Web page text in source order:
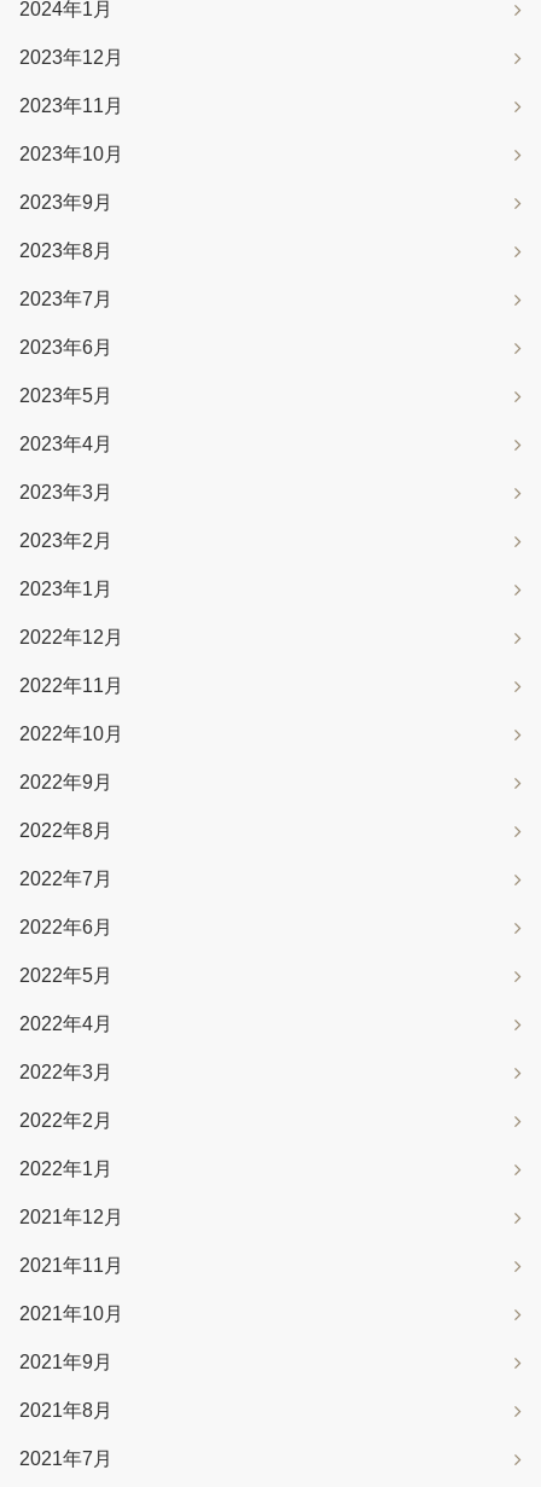
2024年1月
2023年12月
2023年11月
2023年10月
2023年9月
2023年8月
2023年7月
2023年6月
2023年5月
2023年4月
2023年3月
2023年2月
2023年1月
2022年12月
2022年11月
2022年10月
2022年9月
2022年8月
2022年7月
2022年6月
2022年5月
2022年4月
2022年3月
2022年2月
2022年1月
2021年12月
2021年11月
2021年10月
2021年9月
2021年8月
2021年7月